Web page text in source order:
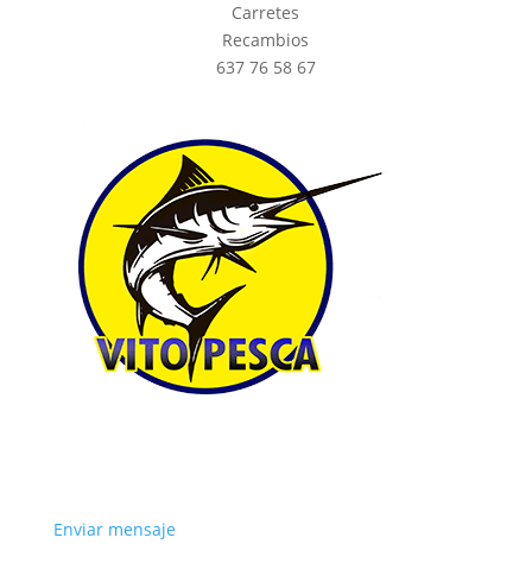
Carretes
Recambios
637 76 58 67
Enviar mensaje